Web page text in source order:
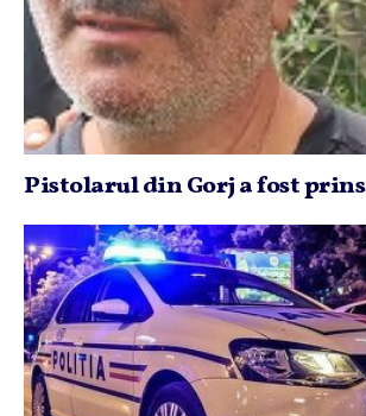
Pistolarul din Gorj a fost prins